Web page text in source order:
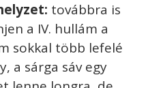
továbbra is
a IV. hullám a
sokkal több lefelé
a sárga sáv egy